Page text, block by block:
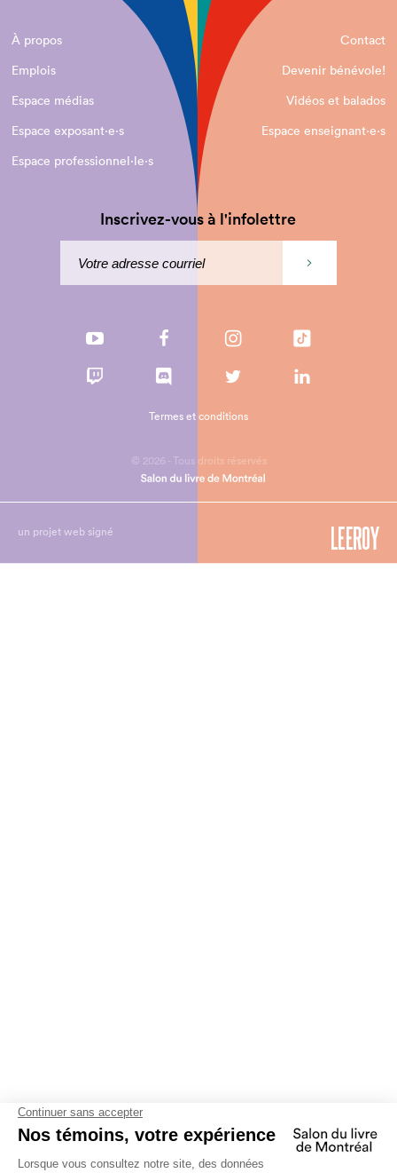
À propos
Contact
Emplois
Devenir bénévole!
Espace médias
Vidéos et balados
Espace exposant·e⋅s
Espace enseignant·e⋅s
Espace professionnel·le⋅s
Inscrivez-vous à l'infolettre
© 2026 - Tous droits réservés
Termes et conditions
un projet web signé